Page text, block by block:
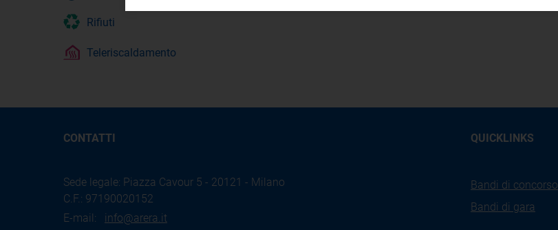
Rifiuti
Teleriscaldamento
CONTATTI
Sede legale: Piazza Cavour 5 - 20121 - Milano
C.F.: 97190020152
E-mail: info@arera.it
QUICKLINKS
Bandi di concorso
Bandi di gara